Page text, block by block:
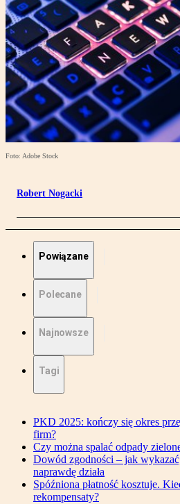
Foto: Adobe Stock
Robert Nogacki
Powiązane
Polecane
Najnowsze
Tagi
PKD 2025: kończy się okres
firm?
Czy można spalać odpady
Dowód zgodności – jak
naprawdę działa
Spóźniona płatność kosztuje.
rekompensaty?